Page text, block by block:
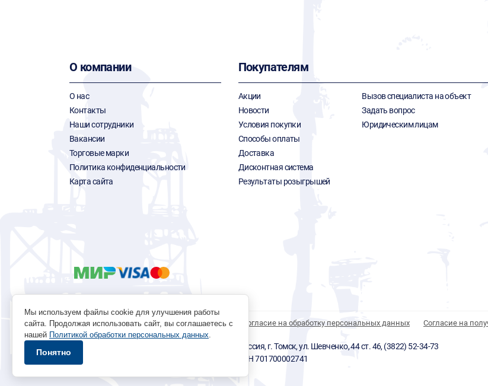
О компании
О нас
Контакты
Наши сотрудники
Вакансии
Торговые марки
Политика конфиденциальности
Карта сайта
Покупателям
Акции
Новости
Условия покупки
Способы оплаты
Доставка
Дисконтная система
Результаты розыгрышей
Вызов специалиста на объект
Задать вопрос
Юридическим лицам
Политика обработки персональных данных Согласие на обработку персональных данных Согласие на
© 1996 - 2026 инструмент парк «Мастер Плюс» Россия, г. Томск, ул. Шевченко, 44 ст. 46, (3822) 52-34-73
okp@masterplus.tomsk.ru ИП Брусницын Д.Н. ИНН 701700002741
Мы используем файлы cookie для улучшения работы
сайта. Продолжая использовать сайт, вы соглашаетесь с
нашей Политикой обработки персональных данных.
Понятно